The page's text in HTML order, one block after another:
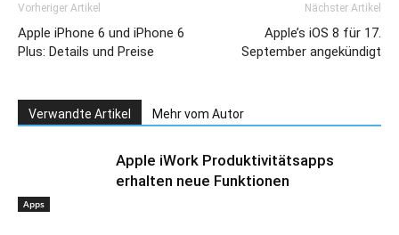
Vorheriger Artikel
Apple iPhone 6 und iPhone 6
Plus: Details und Preise
Nächster Artikel
Apple’s iOS 8 für 17.
September angekündigt
Verwandte Artikel Mehr vom Autor
Apps
Apple iWork Produktivitätsapps
erhalten neue Funktionen